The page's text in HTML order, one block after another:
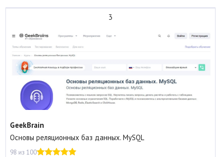
3
GeekBrain
Основы реляционных баз данных. MySQL
98 из 100